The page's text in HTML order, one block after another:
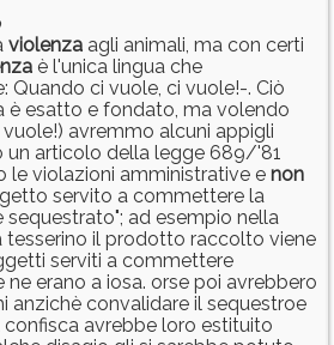
violenza agli animali, ma con certi
è l'unica lingua che
Quando ci vuole, ci vuole!-. Ciò
è esatto e fondato, ma volendo
vuole!) avremmo alcuni appigli
un articolo della legge 689/'81
le violazioni amministrative e non
servito a commettere la
sequestrato"; ad esempio nella
tesserino il prodotto raccolto viene
serviti a commettere
erano a iosa. orse poi avrebbero
anzichè convalidare il sequestroe
avrebbe loro estituito